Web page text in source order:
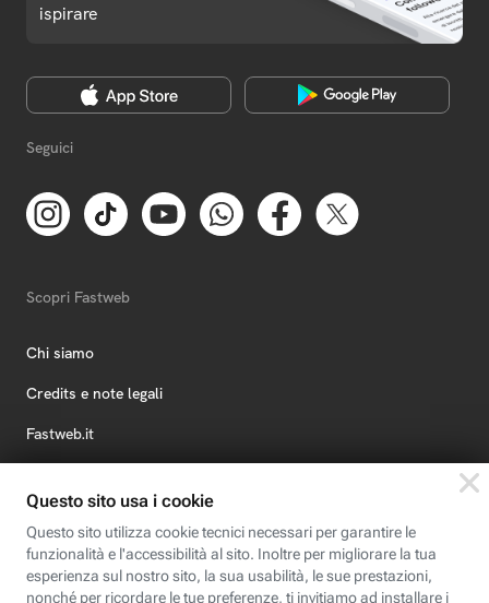
ispirare
Seguici
Scopri Fastweb
Chi siamo
Credits e note legali
Fastweb.it
Fastweb Digital Academy
STEP FuturAbility District